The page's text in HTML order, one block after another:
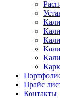
Прайс
Контакты